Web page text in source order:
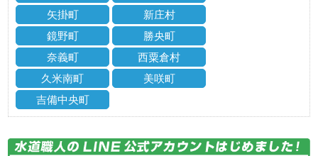
矢掛町
新庄村
鏡野町
勝央町
奈義町
西粟倉村
久米南町
美咲町
吉備中央町